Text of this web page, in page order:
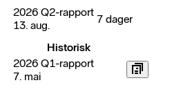
2026 Q2-rapport
13. aug.
7 dager
Historisk
2026 Q1-rapport
7. mai